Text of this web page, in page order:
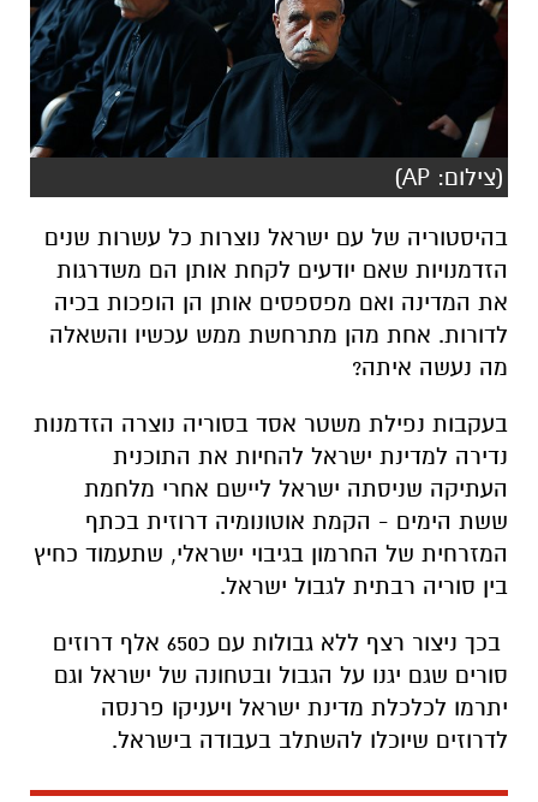
(צילום: AP)
בהיסטוריה של עם ישראל נוצרות כל עשרות שנים
הזדמנויות שאם יודעים לקחת אותן הם משדרגות
את המדינה ואם מפספסים אותן הן הופכות בכיה
לדורות. אחת מהן מתרחשת ממש עכשיו והשאלה
מה נעשה איתה?
בעקבות נפילת משטר אסד בסוריה נוצרה הזדמנות
נדירה למדינת ישראל להחיות את התוכנית
העתיקה שניסתה ישראל ליישם אחרי מלחמת
ששת הימים - הקמת אוטונומיה דרוזית בכתף
המזרחית של החרמון בגיבוי ישראלי, שתעמוד כחיץ
בין סוריה רבתית לגבול ישראל.
בכך ניצור רצף ללא גבולות עם כ650 אלף דרוזים
סורים שגם יגנו על הגבול ובטחונה של ישראל וגם
יתרמו לכלכלת מדינת ישראל ויעניקו פרנסה
לדרוזים שיוכלו להשתלב בעבודה בישראל.